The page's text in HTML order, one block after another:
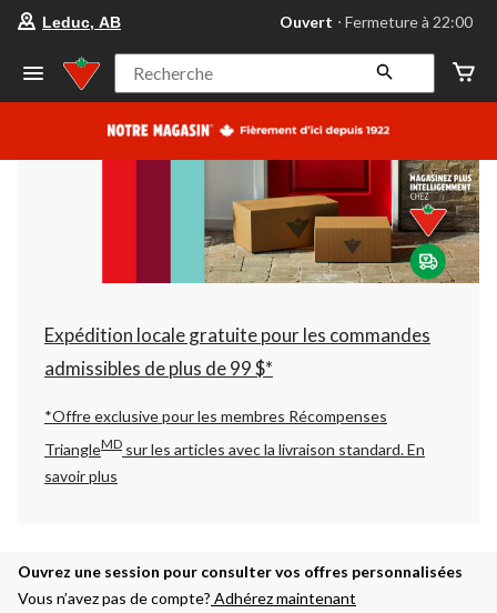
votre
préféré
Leduc,
AB,
courament
Fermeture
à
22:00
cliquer
pour
changer
Leduc, AB Ouvert ⋅ Fermeture à 22:00
Recherche
Expédition locale gratuite pour les commandes
admissibles de plus de 99 $*
*Offre exclusive pour les membres Récompenses
TriangleMD sur les articles avec la livraison standard.En
savoir plus
Ouvrez une session pour consulter vos offres personnalisées
Vous n’avez pas de compte? Adhérez maintenant